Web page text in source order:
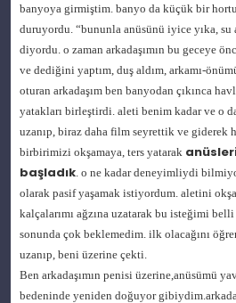
banyoya girmiştim. banyo da küçük bir
duruyordu. “bununla anüsünü iyice yıka, su
diyordu. o zaman arkadaşımın bu geceye
ve dediğini yaptım, duş aldım, arkamı-
oturan arkadaşım ben banyodan çıkınca
yatakları birleştirdi. aleti benim kadar ve o
uzanıp, biraz daha film seyrettik ve giderek
birbirimizi okşamaya, ters yatarak
başladık . o ne kadar deneyimliydi
olarak pasif yaşamak istiyordum. aletini
kalçalarımı ağzına uzatarak bu isteğimi
sonunda çok beklemedim. ilk olacağını
uzanıp, beni üzerine çekti.
Ben arkadaşımın penisi üzerine,anüsümü
bedeninde yeniden doğuyor